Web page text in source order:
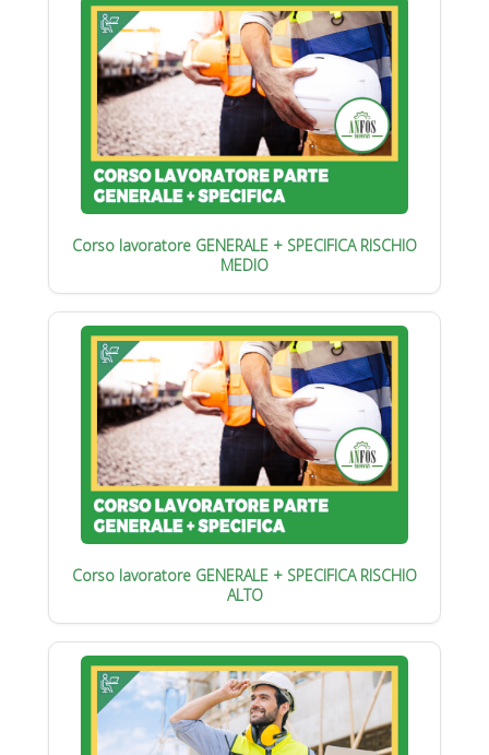
Corso lavoratore GENERALE + SPECIFICA RISCHIO
MEDIO
Corso lavoratore GENERALE + SPECIFICA RISCHIO
ALTO